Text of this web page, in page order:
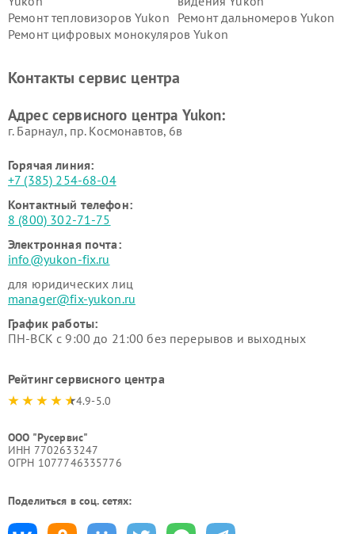
Ремонт тепловизоров Yukon Ремонт дальномеров Yukon
Ремонт цифровых монокуляров Yukon
Контакты сервис центра
Адрес сервисного центра Yukon:
г. Барнаул, ​пр. Космонавтов, 6в
Горячая линия:
+7 (385) 254-68-04
Контактный телефон:
8 (800) 302-71-75
Электронная почта:
info@yukon-fix.ru
для юридических лиц
manager@fix-yukon.ru
График работы:
ПН-ВСК с 9:00 до 21:00 без перерывов и выходных
Рейтинг сервисного центра
4.9-5.0
ООО "Русервис"
ИНН 7702633247
ОГРН 1077746335776
Поделиться в соц. сетях: